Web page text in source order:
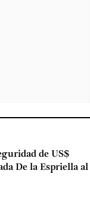
de US$
De la Espriella al